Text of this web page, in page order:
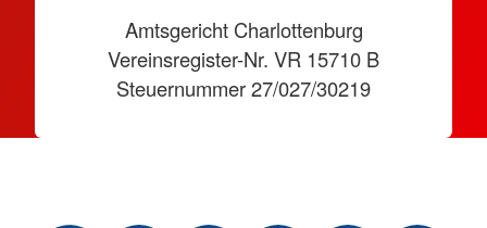
Amtsgericht Charlottenburg
Vereinsregister-Nr. VR 15710 B
Steuernummer 27/027/30219